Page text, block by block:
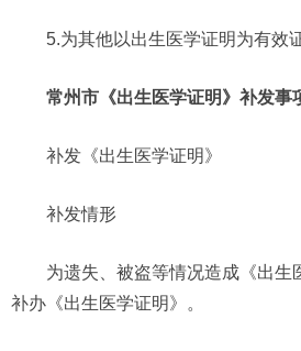
5.为其他以出生医学证明为有效
常州市《出生医学证明》补发事
补发《出生医学证明》
补发情形
为遗失、被盗等情况造成《出生
补办《出生医学证明》。